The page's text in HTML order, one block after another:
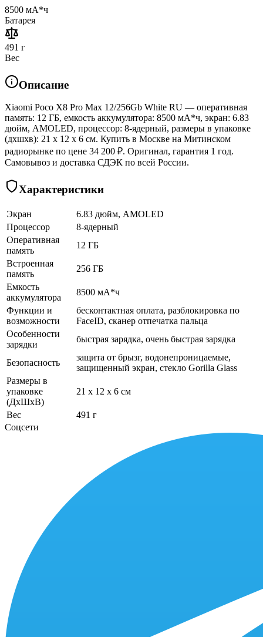
8500 мА*ч
Батарея
491 г
Вес
Описание
Xiaomi Poco X8 Pro Max 12/256Gb White RU — оперативная
память: 12 ГБ, емкость аккумулятора: 8500 мА*ч, экран: 6.83
дюйм, AMOLED, процессор: 8-ядерный, размеры в упаковке
(дхшхв): 21 x 12 x 6 см. Купить в Москве на Митинском
радиорынке по цене 34 200 ₽. Оригинал, гарантия 1 год.
Самовывоз и доставка СДЭК по всей России.
Характеристики
Экран
6.83 дюйм, AMOLED
Процессор
8-ядерный
Оперативная
память
12 ГБ
Встроенная
память
256 ГБ
Емкость
аккумулятора
8500 мА*ч
Функции и
возможности
бесконтактная оплата, разблокировка по
FaceID, сканер отпечатка пальца
Особенности
зарядки
быстрая зарядка, очень быстрая зарядка
Безопасность
защита от брызг, водонепроницаемые,
защищенный экран, cтекло Gorilla Glass
Размеры в
упаковке
(ДхШхВ)
21 x 12 x 6 см
Вес
491 г
Соцсети